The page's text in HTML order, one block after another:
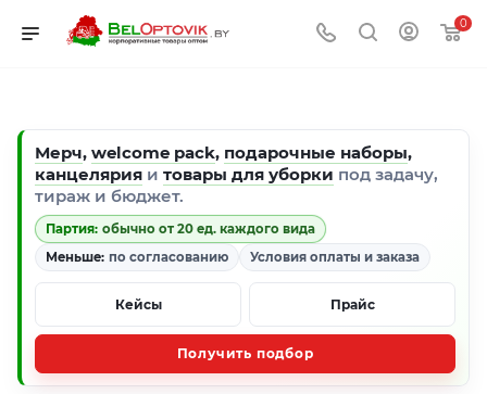
0
Мерч, welcome pack, подарочные наборы,
канцелярия и товары для уборки под задачу,
тираж и бюджет.
Партия: обычно от 20 ед. каждого вида
Меньше: по согласованию Условия оплаты и заказа
Кейсы Прайс
Получить подбор